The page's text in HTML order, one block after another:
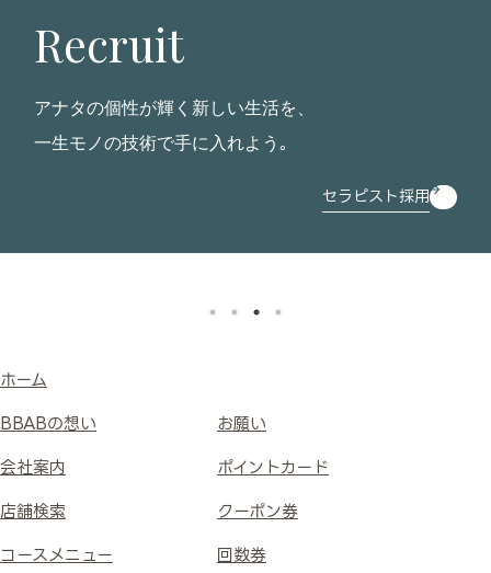
Recruit
アナタの個性が輝く新しい生活を、
一生モノの技術で手に入れよう｡
セラピスト採用
ホーム
BBABの想い
会社案内
店舗検索
コースメニュー
お願い
ポイントカード
クーポン券
回数券